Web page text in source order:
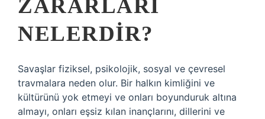
ZARARLARI
NELERDIR?
Savaşlar fiziksel, psikolojik, sosyal ve çevresel
travmalara neden olur. Bir halkın kimliğini ve
kültürünü yok etmeyi ve onları boyunduruk altına
almayı, onları eşsiz kılan inançlarını, dillerini ve